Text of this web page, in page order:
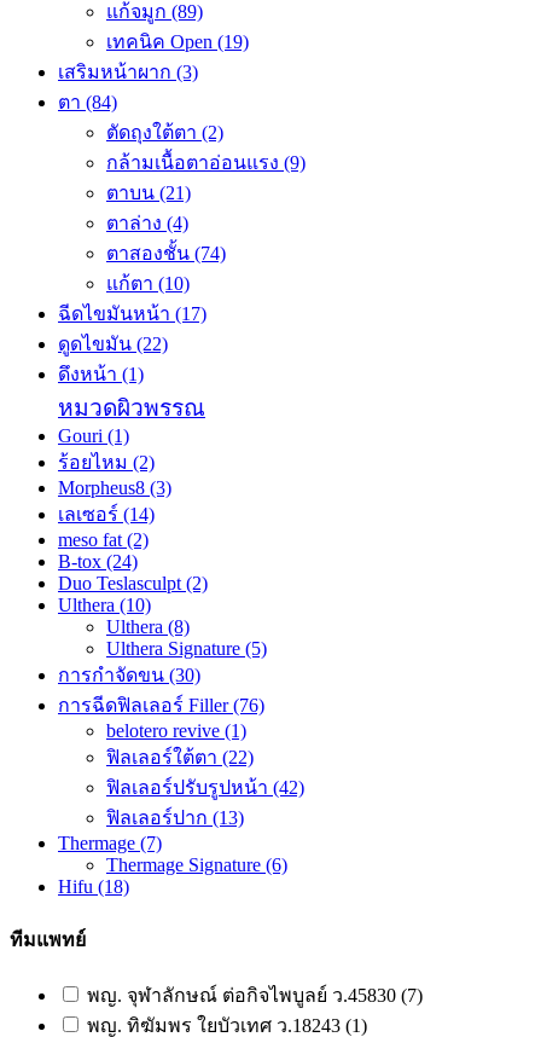
แก้จมูก (89)
เทคนิค Open (19)
เสริมหน้าผาก (3)
ตา (84)
ตัดถุงใต้ตา (2)
กล้ามเนื้อตาอ่อนแรง (9)
ตาบน (21)
ตาล่าง (4)
ตาสองชั้น (74)
แก้ตา (10)
ฉีดไขมันหน้า (17)
ดูดไขมัน (22)
ดึงหน้า (1)
หมวดผิวพรรณ
Gouri (1)
ร้อยไหม (2)
Morpheus8 (3)
เลเซอร์ (14)
meso fat (2)
B-tox (24)
Duo Teslasculpt (2)
Ulthera (10)
Ulthera (8)
Ulthera Signature (5)
การกำจัดขน (30)
การฉีดฟิลเลอร์ Filler(76)
belotero revive (1)
ฟิลเลอร์ใต้ตา (22)
ฟิลเลอร์ปรับรูปหน้า (42)
ฟิลเลอร์ปาก (13)
Thermage (7)
Thermage Signature (6)
Hifu (18)
ทีมแพทย์
พญ. จุฬาลักษณ์ ต่อกิจไพบูลย์ ว.45830 (7)
พญ. ทิฆัมพร ใยบัวเทศ ว.18243 (1)